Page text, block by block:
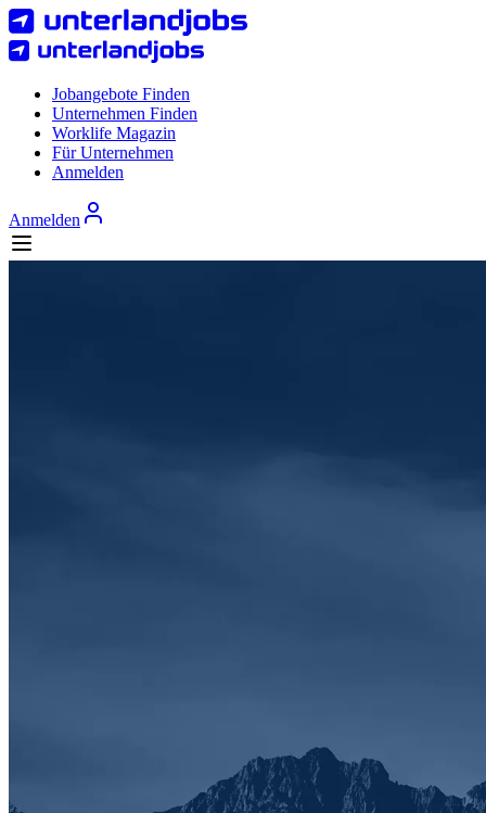
Jobangebote Finden
Unternehmen Finden
Worklife Magazin
Für Unternehmen
Anmelden
Anmelden